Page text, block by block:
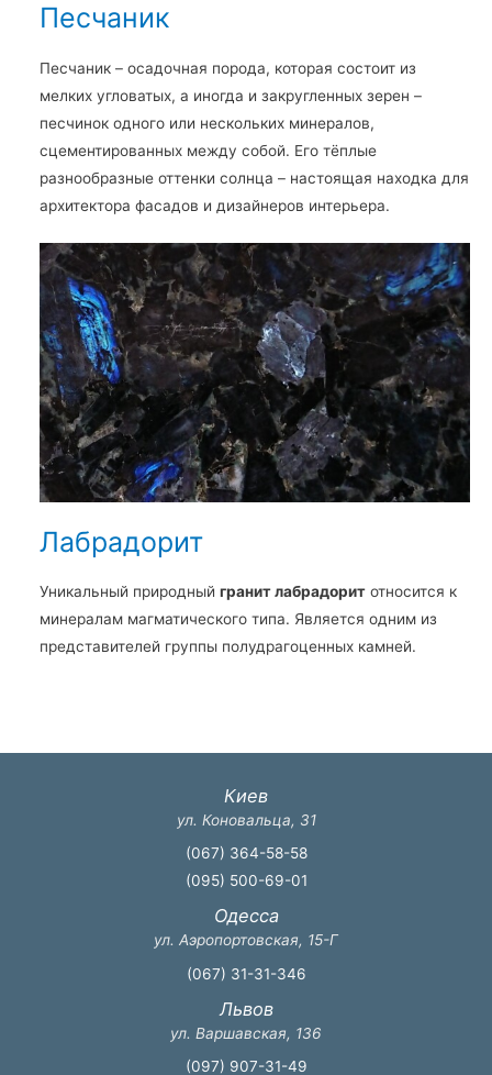
Песчаник
Песчаник – осадочная порода, которая состоит из
мелких угловатых, а иногда и закругленных зерен –
песчинок одного или нескольких минералов,
сцементированных между собой. Его тёплые
разнообразные оттенки солнца – настоящая находка для
архитектора фасадов и дизайнеров интерьера.
Лабрадорит
Уникальный природный гранит лабрадорит относится к
минералам магматического типа. Является одним из
представителей группы полудрагоценных камней.
Киев
ул. Коновальца, 31
(067) 364-58-58
(095) 500-69-01
Одесса
ул. Аэропортовская, 15-Г
(067) 31-31-346
Львов
ул. Варшавская, 136
(097) 907-31-49